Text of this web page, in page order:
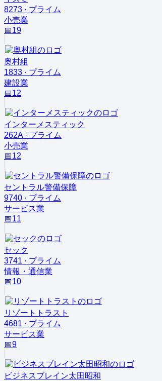
8273 · プライム
小売業
📅19
奥村組
1833 · プライム
建設業
📅12
インターメスティック
262A· プライム
小売業
📅12
セントラル警備保障
9740 · プライム
サービス業
📅11
セック
3741 · プライム
情報・通信業
📅10
リゾートトラスト
4681 · プライム
サービス業
📅9
ビジネスブレイン太田昭和